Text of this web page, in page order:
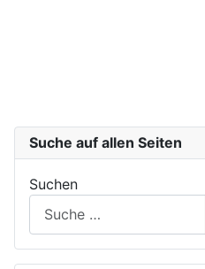
Suche auf allen Seiten
Suchen